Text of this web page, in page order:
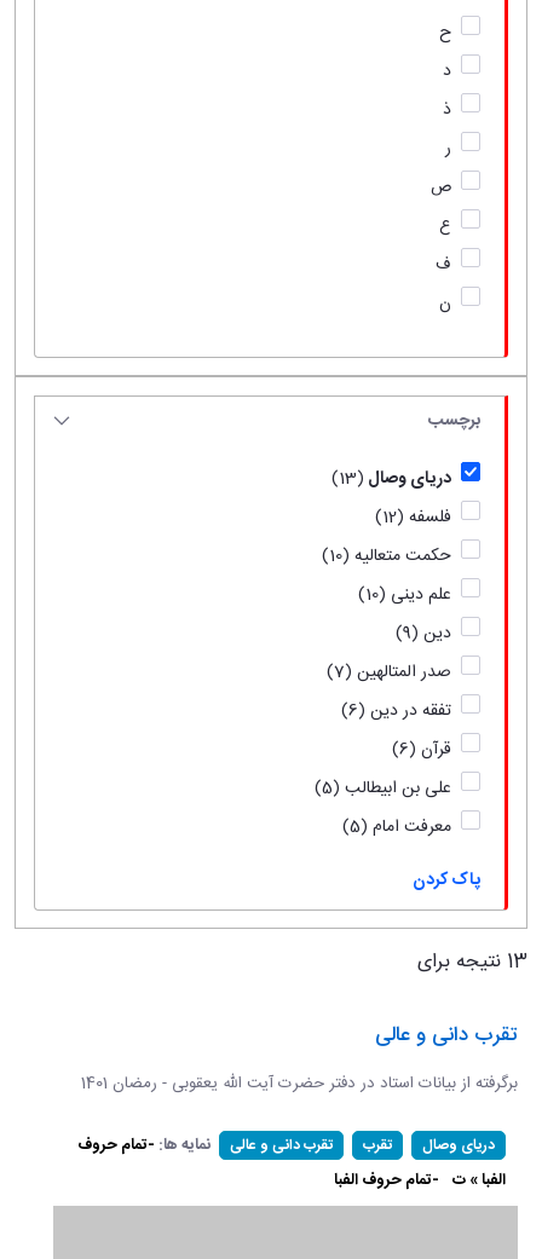
ح
د
ذ
ر
ص
ع
ف
ن
برچسب
دریای وصال (13)
فلسفه (12)
حکمت متعالیه (10)
علم دینی (10)
دین (9)
صدر المتالهین (7)
تفقه در دین (6)
قرآن (6)
علی بن ابیطالب (5)
معرفت امام (5)
پاک کردن
13 نتیجه برای
تقرب دانی و عالی
برگرفته از بیانات استاد در دفتر حضرت آیت الله یعقوبی - رمضان 1401
دریای وصال تقرب تقرب دانی و عالی نمایه ها: -تمام حروف
الفبا » ت -تمام حروف الفبا